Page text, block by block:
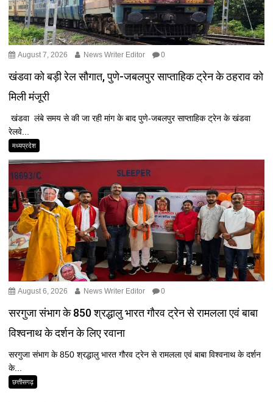
August 7, 2026 News Writer Editor 0
खंडवा को बड़ी रेल सौगात, पुणे-जबलपुर साप्ताहिक ट्रेन के ठहराव को
मिली मंजूरी
खंडवा लंबे समय से की जा रही मांग के बाद पुणे-जबलपुर साप्ताहिक ट्रेन के खंडवा
रेलवे...
मध्यप्रदेश
August 6, 2026 News Writer Editor 0
सरगुजा संभाग के 850 श्रद्धालु भारत गौरव ट्रेन से रामलला एवं बाबा
विश्वनाथ के दर्शन के लिए रवाना
सरगुजा संभाग के 850 श्रद्धालु भारत गौरव ट्रेन से रामलला एवं बाबा विश्वनाथ के दर्शन
के...
छत्तीसगढ़